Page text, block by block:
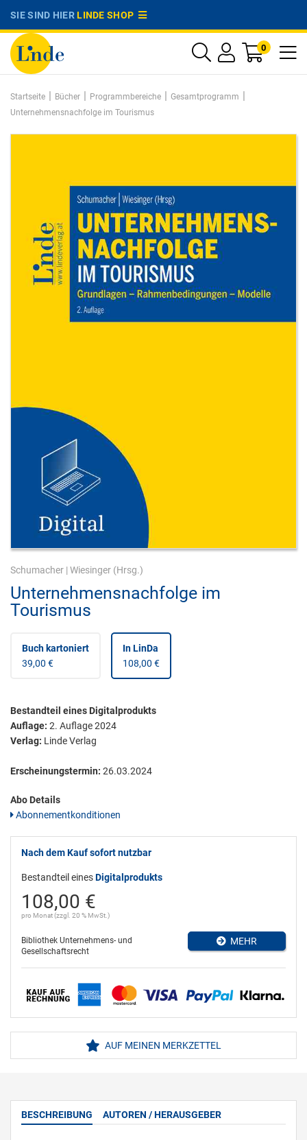
SIE SIND HIERLINDE SHOP
0
Startseite | Bücher | Programmbereiche | Gesamtprogramm |
Unternehmensnachfolge im Tourismus
Schumacher | Wiesinger (Hrsg.)
Unternehmensnachfolge im
Tourismus
Buch kartoniert
39,00 €
In LinDa
108,00 €
Bestandteil eines Digitalprodukts
Auflage: 2. Auflage 2024
Verlag: Linde Verlag
Erscheinungstermin: 26.03.2024
Abo Details
Abonnementkonditionen
Nach dem Kauf sofort nutzbar
Bestandteil einesDigitalprodukts
108,00 €
pro Monat (zzgl. 20 % MwSt.)
Bibliothek Unternehmens- und
Gesellschaftsrecht
MEHR
AUF MEINEN MERKZETTEL
BESCHREIBUNG AUTOREN / HERAUSGEBER